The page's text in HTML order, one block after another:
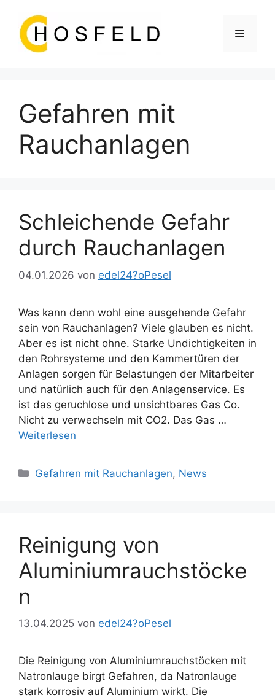
Inhalt
springen
Menü
Gefahren mit
Rauchanlagen
Schleichende Gefahr
durch Rauchanlagen
04.01.2026 von edel24?oPesel
Was kann denn wohl eine ausgehende Gefahr
sein von Rauchanlagen? Viele glauben es nicht.
Aber es ist nicht ohne. Starke Undichtigkeiten in
den Rohrsysteme und den Kammertüren der
Anlagen sorgen für Belastungen der Mitarbeiter
und natürlich auch für den Anlagenservice. Es
ist das geruchlose und unsichtbares Gas Co.
Nicht zu verwechseln mit CO2. Das Gas …
Weiterlesen
Kategorien
Gefahren mit Rauchanlagen, News
Reinigung von
Aluminiumrauchstöcke
n
13.04.2025 von edel24?oPesel
Die Reinigung von Aluminiumrauchstöcken mit
Natronlauge birgt Gefahren, da Natronlauge
stark korrosiv auf Aluminium wirkt. Die